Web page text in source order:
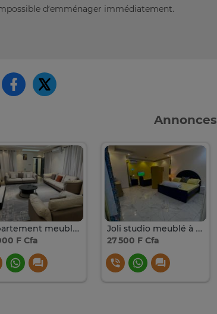
d’emménager immédiatement.
appartement meublé thies grand standing
F Cfa
Joli studio meublé à liberté 6
27 500 F Cfa